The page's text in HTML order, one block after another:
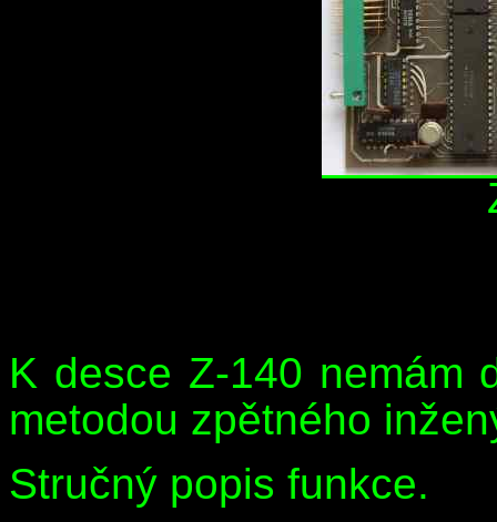
K desce Z-140 nemám
metodou zpětného
Stručný popis funkce.